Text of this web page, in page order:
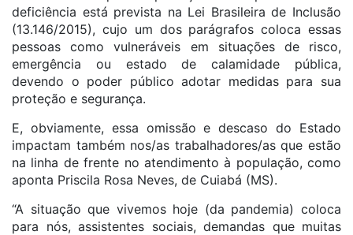
deficiência está prevista na Lei Brasileira de Inclusão
(13.146/2015), cujo um dos parágrafos coloca essas
pessoas como vulneráveis em situações de risco,
emergência ou estado de calamidade pública,
devendo o poder público adotar medidas para sua
proteção e segurança.
E, obviamente, essa omissão e descaso do Estado
impactam também nos/as trabalhadores/as que estão
na linha de frente no atendimento à população, como
aponta Priscila Rosa Neves, de Cuiabá (MS).
“A situação que vivemos hoje (da pandemia) coloca
para nós, assistentes sociais, demandas que muitas